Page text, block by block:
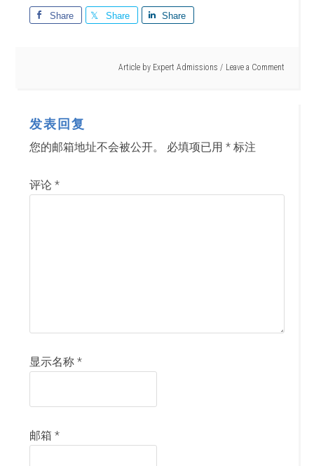
Share Share Share
Article by Expert Admissions Leave a Comment
发表回复
您的邮箱地址不会被公开。 必填项已用* 标注
评论*
显示名称*
邮箱*